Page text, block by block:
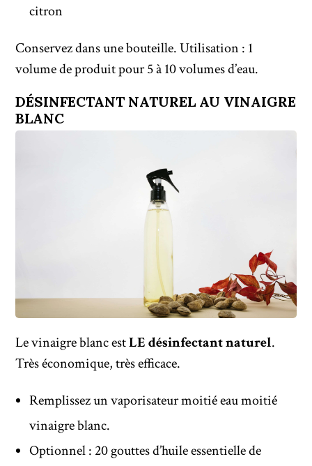
citron
Conservez dans une bouteille. Utilisation : 1
volume de produit pour 5 à 10 volumes d’eau.
DÉSINFECTANT NATUREL AU VINAIGRE
BLANC
Le vinaigre blanc estLE désinfectant naturel.
Très économique, très efficace.
Remplissez un vaporisateur moitié eau moitié
vinaigre blanc.
Optionnel : 20 gouttes d’huile essentielle de